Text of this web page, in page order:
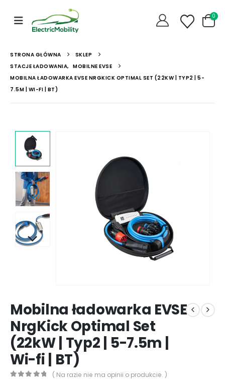
0
STRONA GŁÓWNA
SKLEP
STACJE ŁADOWANIA, MOBILNE EVSE
MOBILNA ŁADOWARKA EVSE NRGKICK OPTIMAL SET (22KW | TYP2 | 5-
7.5M | WI-FI | BT)
Mobilna ładowarka EVSE
NrgKick Optimal Set
(22kW | Typ2 | 5-7.5m |
Wi-fi | BT)
( Na razie nie ma opinii o produkcie. )